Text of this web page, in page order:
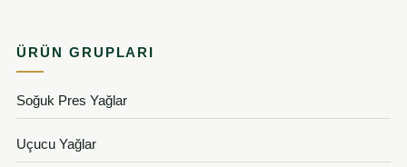
ÜRÜN GRUPLARI
Soğuk Pres Yağlar
Uçucu Yağlar